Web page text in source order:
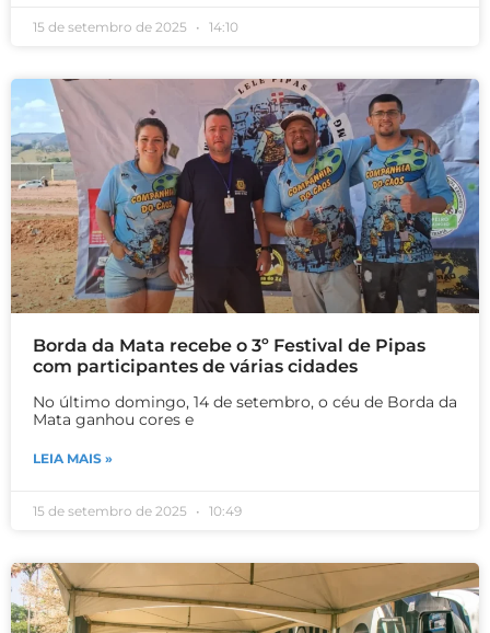
15 de setembro de 2025 14:10
Borda da Mata recebe o 3º Festival de Pipas
com participantes de várias cidades
No último domingo, 14 de setembro, o céu de Borda da
Mata ganhou cores e
LEIA MAIS »
15 de setembro de 2025 10:49